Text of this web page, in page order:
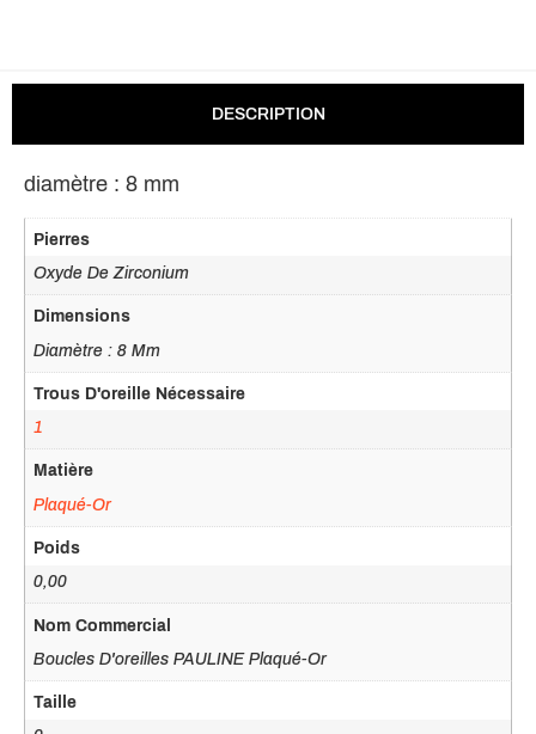
DESCRIPTION
diamètre : 8 mm
Pierres
Oxyde De Zirconium
Dimensions
Diamètre : 8 Mm
Trous D'oreille Nécessaire
1
Matière
Plaqué-Or
Poids
0,00
Nom Commercial
Boucles D'oreilles PAULINE Plaqué-Or
Taille